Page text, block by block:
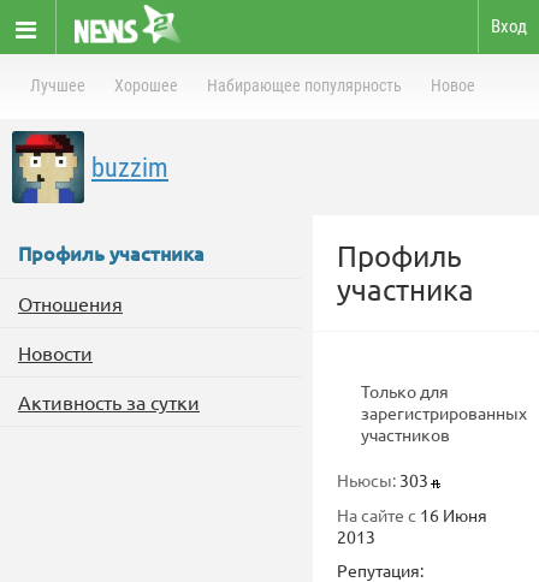
Вход
Лучшее Хорошее Набирающее популярность Новое
buzzim
Профиль участника
Отношения
Новости
Активность за сутки
Профиль
участника
Только для
зарегистрированных
участников
Ньюсы: 303
На сайте с 16 Июня
2013
Репутация: